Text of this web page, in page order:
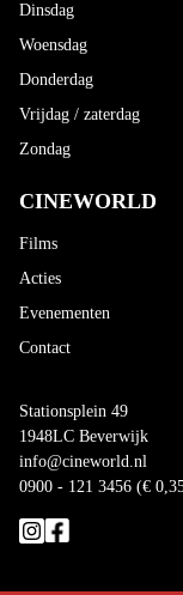
Dinsdag
Woensdag
Donderdag
Vrijdag / zaterdag
Zondag
CINEWORLD
Films
Acties
Evenementen
Contact
Stationsplein 49
1948LC Beverwijk
info@cineworld.nl
0900 - 121 3456 (€